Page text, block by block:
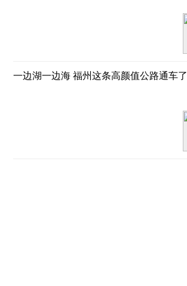
一边湖一边海 福州这条高颜值公路通车了